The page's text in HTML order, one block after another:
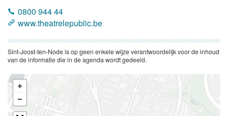
0800 944 44
www.theatrelepublic.be
Sint-Joost-ten-Node is op geen enkele wijze verantwoordelijk voor de inhoud
van de informatie die in de agenda wordt gedeeld.